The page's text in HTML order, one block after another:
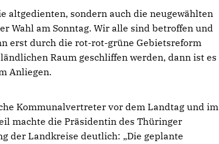
altgedienten, sondern auch die neugewählten
Wahl am Sonntag. Wir alle sind betroffen und
erst durch die rot-rot-grüne Gebietsreform
Raum geschliffen werden, dann ist es
Anliegen.
Kommunalvertreter vor dem Landtag und im
machte die Präsidentin des Thüringer
der Landkreise deutlich: „Die geplante